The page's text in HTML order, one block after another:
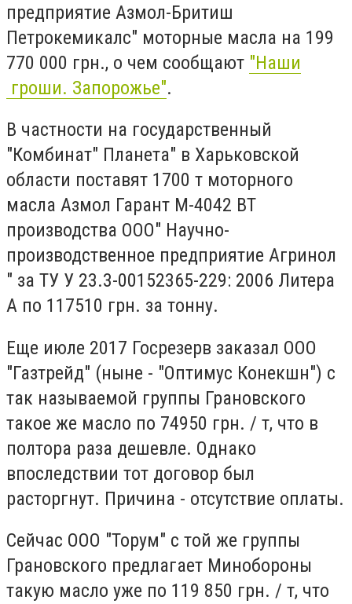
предприятие Азмол-Бритиш
Петрокемикалс" моторные масла на 199
770 000 грн., о чем сообщают "Наши
гроши. Запорожье".
В частности на государственный
"Комбинат" Планета" в Харьковской
области поставят 1700 т моторного
масла Азмол Гарант М-4042 ВТ
производства ООО" Научно-
производственное предприятие Агринол
" за ТУ У 23.3-00152365-229: 2006 Литера
А по 117510 грн. за тонну.
Еще июле 2017 Госрезерв заказал ООО
"Газтрейд" (ныне - "Оптимус Конекшн") с
так называемой группы Грановского
такое же ​​масло по 74950 грн. / т, что в
полтора раза дешевле. Однако
впоследствии тот договор был
расторгнут. Причина - отсутствие оплаты.
Сейчас ООО "Торум" с той же группы
Грановского предлагает Минобороны
такую ​​масло уже по 119 850 грн. / т, что